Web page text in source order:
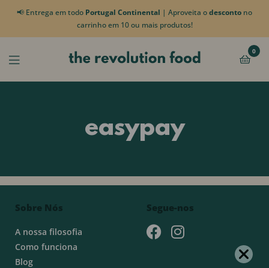
📢 Entrega em todo Portugal Continental | Aproveita odesconto no
carrinho em 10 ou mais produtos!
0
easypay
Sobre Nós
A nossa filosofia
Como funciona
Blog
Segue-nos